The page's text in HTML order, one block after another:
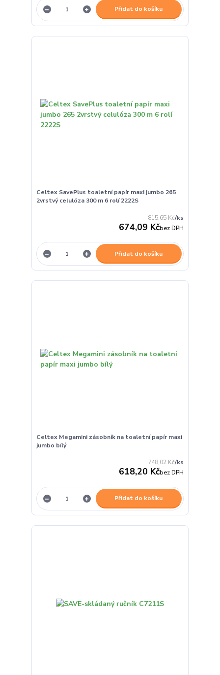
Přidat do košíku
Celtex SavePlus toaletní papír maxi jumbo 265
2vrstvý celulóza 300 m 6 rolí 2222S
815,65 Kč/ks
674,09 Kčbez DPH
Přidat do košíku
Celtex Megamini zásobník na toaletní papír maxi
jumbo bílý
748,02 Kč/ks
618,20 Kčbez DPH
Přidat do košíku